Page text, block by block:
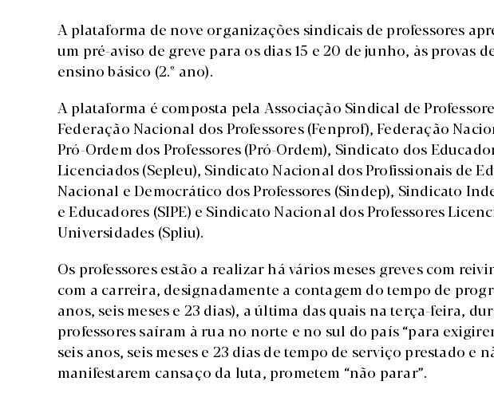
A plataforma de nove organizações sindicais de professores
um pré-aviso de greve para os dias 15 e 20 de junho, às provas
ensino básico (2.º ano).
A plataforma é composta pela Associação Sindical de
Federação Nacional dos Professores (Fenprof), Federação
Pró-Ordem dos Professores (Pró-Ordem), Sindicato dos
Licenciados (Sepleu), Sindicato Nacional dos Profissionais de
Nacional e Democrático dos Professores (Sindep), Sindicato
e Educadores (SIPE) e Sindicato Nacional dos Professores
Universidades (Spliu).
Os professores estão a realizar há vários meses greves com
com a carreira, designadamente a contagem do tempo de
anos, seis meses e 23 dias), a última das quais na terça-feira,
professores saíram à rua no norte e no sul do país “para
seis anos, seis meses e 23 dias de tempo de serviço prestado e
manifestarem cansaço da luta, prometem “não parar”.